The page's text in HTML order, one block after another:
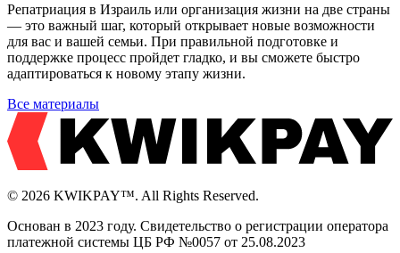
Репатриация в Израиль или организация жизни на две страны
— это важный шаг, который открывает новые возможности
для вас и вашей семьи. При правильной подготовке и
поддержке процесс пройдет гладко, и вы сможете быстро
адаптироваться к новому этапу жизни.
Все материалы
© 2026 KWIKPAY™. All Rights Reserved.
Основан в 2023 году. Свидетельство о регистрации оператора
платежной системы ЦБ РФ №0057 от 25.08.2023